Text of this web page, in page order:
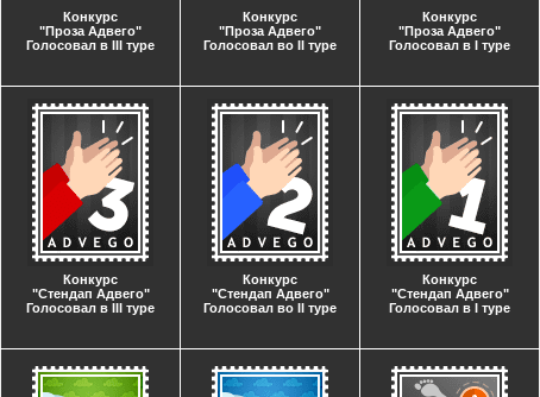
Конкурс
"Проза Адвего"
Голосовал в III туре
Конкурс
"Проза Адвего"
Голосовал во II туре
Конкурс
"Проза Адвего"
Голосовал в I туре
Конкурс
"Стендап Адвего"
Голосовал в III туре
Конкурс
"Стендап Адвего"
Голосовал во II туре
Конкурс
"Стендап Адвего"
Голосовал в I туре